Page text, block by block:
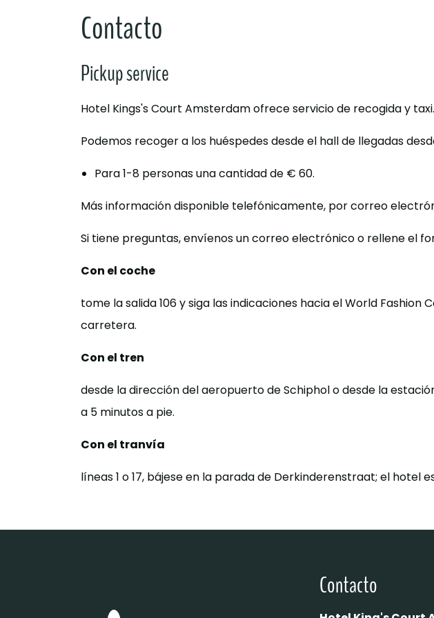
Contacto
Pickup service
Hotel Kings's Court Amsterdam ofrece servicio de recogida y taxi.
Podemos recoger a los huéspedes desde el hall de llegadas
Para 1-8 personas una cantidad de € 60.
Más información disponible telefónicamente, por correo
Si tiene preguntas, envíenos un correo electrónico o rellene el
Con el coche
tome la salida 106 y siga las indicaciones hacia el World
carretera.
Con el tren
desde la dirección del aeropuerto de Schiphol o desde la
a 5 minutos a pie.
Con el tranvía
líneas 1 o 17, bájese en la parada de Derkinderenstraat; el hotel
Contacto